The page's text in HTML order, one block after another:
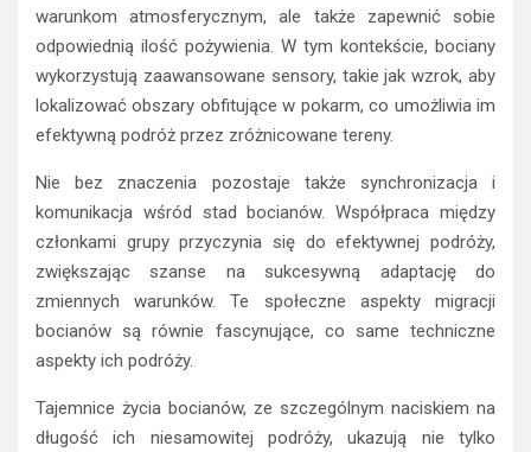
warunkom atmosferycznym, ale także zapewnić sobie
odpowiednią ilość pożywienia. W tym kontekście, bociany
wykorzystują zaawansowane sensory, takie jak wzrok, aby
lokalizować obszary obfitujące w pokarm, co umożliwia im
efektywną podróż przez zróżnicowane tereny.
Nie bez znaczenia pozostaje także synchronizacja i
komunikacja wśród stad bocianów. Współpraca między
członkami grupy przyczynia się do efektywnej podróży,
zwiększając szanse na sukcesywną adaptację do
zmiennych warunków. Te społeczne aspekty migracji
bocianów są równie fascynujące, co same techniczne
aspekty ich podróży.
Tajemnice życia bocianów, ze szczególnym naciskiem na
długość ich niesamowitej podróży, ukazują nie tylko